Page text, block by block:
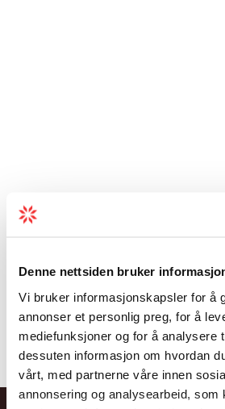
Denne nettsiden bruker
Vi bruker informasjonskapsler for å
annonser et personlig preg, for å
mediefunksjoner og for å analysere
dessuten informasjon om hvordan
vårt, med partnerne våre innen
annonsering og analysearbeid, som